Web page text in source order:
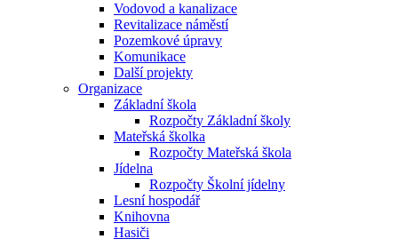
Vodovod a kanalizace
Revitalizace náměstí
Pozemkové úpravy
Komunikace
Další projekty
Organizace
Základní škola
Rozpočty Základní školy
Mateřská školka
Rozpočty Mateřská škola
Jídelna
Rozpočty Školní jídelny
Lesní hospodář
Knihovna
Hasiči